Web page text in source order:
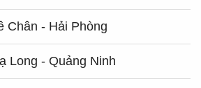
Chân - Hải Phòng
Long - Quảng Ninh